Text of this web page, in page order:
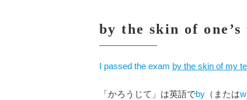
by the skin of one’s
I passed the exam by the skin of my
「かろうじて」は英語でby（または